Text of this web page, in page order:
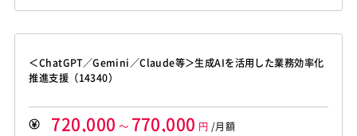
ユーザーからの要件ヒ...
＜ChatGPT／Gemini／Claude等＞生成AIを活用した業務効率化
推進支援（14340）
720,000 ～ 770,000 円 /月額